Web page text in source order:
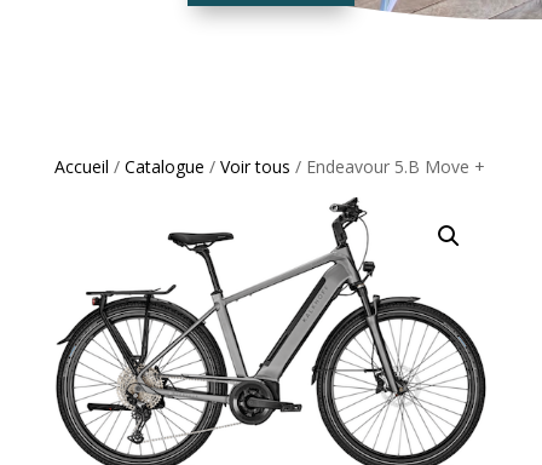
Accueil / Catalogue / Voir tous / Endeavour 5.B Move +